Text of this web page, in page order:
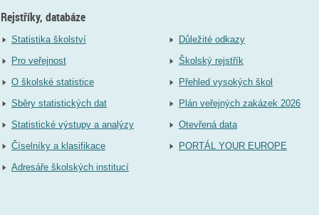
Rejstříky, databáze
Statistika školství
Pro veřejnost
O školské statistice
Sběry statistických dat
Statistické výstupy a analýzy
Číselníky a klasifikace
Adresáře školských institucí
Důležité odkazy
Školský rejstřík
Přehled vysokých škol
Plán veřejných zakázek 2026
Otevřená data
PORTÁL YOUR EUROPE